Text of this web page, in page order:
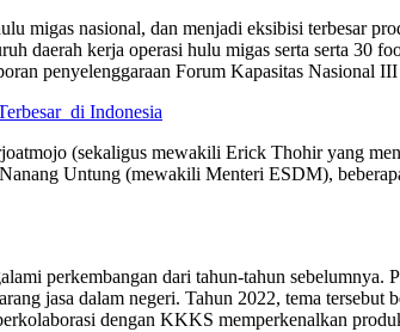
migas nasional, dan menjadi eksibisi terbesar
daerah kerja operasi hulu migas serta serta 30
penyelenggaraan Forum Kapasitas Nasional
di Indonesia
(sekaligus mewakili Erick Thohir yang
Untung (mewakili Menteri ESDM),
perkembangan dari tahun-tahun sebelumnya.
jasa dalam negeri. Tahun 2022, tema tersebut
dengan KKKS memperkenalkan